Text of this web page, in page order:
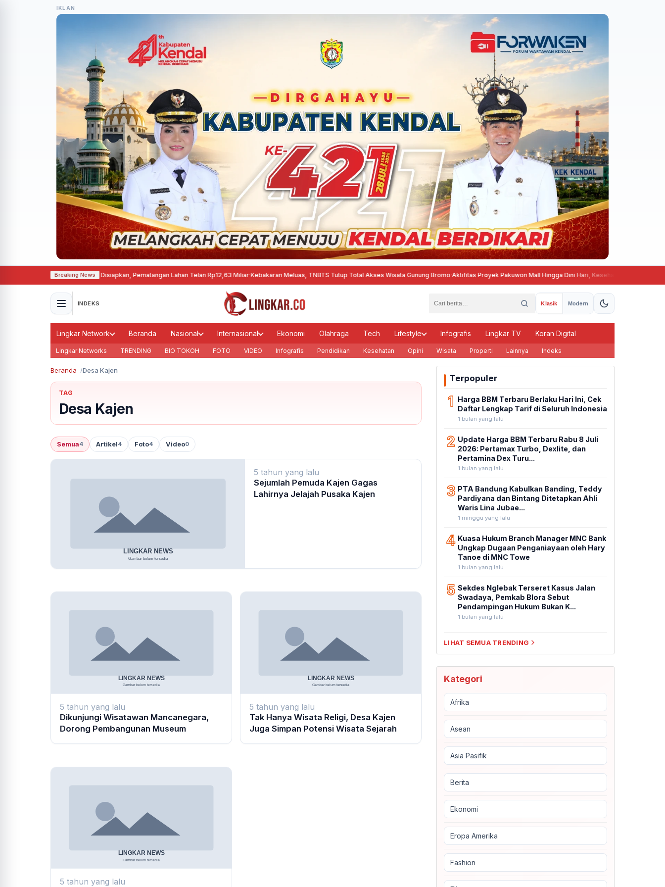
IKLAN
Breaking News
Permanen di Cepu Mulai Disiapkan, Pematangan Lahan Telan Rp12,63 Miliar·Kebakaran Meluas, TNBTS Tutup Total Akses Wisata Gunung Bromo ·Aktifitas Proyek Pakuwon Mall Hingga Dini Hari, Kesehatan dan Ketenangan
INDEKS Klasik Modern
Lingkar Network Beranda Nasional Internasional Ekonomi Olahraga Tech Lifestyle Infografis Lingkar TV Koran Digital
Lingkar Networks TRENDING BIO TOKOH FOTO VIDEO Infografis Pendidikan Kesehatan Opini Wisata Properti Lainnya Indeks
Beranda Desa Kajen
TAG
Desa Kajen
Semua4 Artikel4 Foto4 Video0
5 tahun yang lalu
Sejumlah Pemuda Kajen Gagas
Lahirnya Jelajah Pusaka Kajen
5 tahun yang lalu
Dikunjungi Wisatawan Mancanegara,
Dorong Pembangunan Museum
5 tahun yang lalu
Tak Hanya Wisata Religi, Desa Kajen
Juga Simpan Potensi Wisata Sejarah
5 tahun yang lalu
Terpopuler
1 Harga BBM Terbaru Berlaku Hari Ini, Cek
Daftar Lengkap Tarif di Seluruh Indonesia
1 bulan yang lalu
2 Update Harga BBM Terbaru Rabu 8 Juli
2026: Pertamax Turbo, Dexlite, dan
Pertamina Dex Turu...
1 bulan yang lalu
3 PTA Bandung Kabulkan Banding, Teddy
Pardiyana dan Bintang Ditetapkan Ahli
Waris Lina Jubae...
1 minggu yang lalu
4 Kuasa Hukum Branch Manager MNC Bank
Ungkap Dugaan Penganiayaan oleh Hary
Tanoe di MNC Towe
1 bulan yang lalu
5 Sekdes Nglebak Terseret Kasus Jalan
Swadaya, Pemkab Blora Sebut
Pendampingan Hukum Bukan K...
1 bulan yang lalu
LIHAT SEMUA TRENDING
Kategori
Afrika
Asean
Asia Pasifik
Berita
Ekonomi
Eropa Amerika
Fashion